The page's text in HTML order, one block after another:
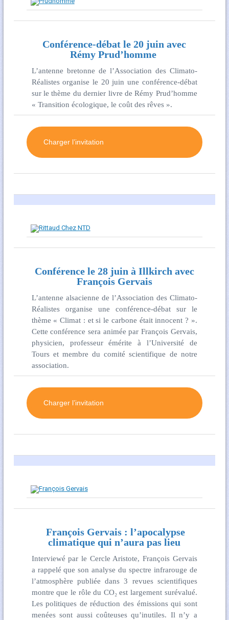
Conférence-débat le 20 juin avec
Rémy Prud’homme
L’antenne bretonne de l’Association des Climato-
Réalistes organise le 20 juin une conférence-débat
sur le thème du dernier livre de Rémy Prud’homme
« Transition écologique, le coût des rêves ».
Charger l’invitation
Conférence le 28 juin à Illkirch avec
François Gervais
L’antenne alsacienne de l’Association des Climato-
Réalistes organise une conférence-débat sur le
thème « Climat : et si le carbone était innocent ? ».
Cette conférence sera animée par François Gervais,
physicien, professeur émérite à l’Université de
Tours et membre du comité scientifique de notre
association.
Charger l’invitation
François Gervais : l’apocalypse
climatique qui n’aura pas lieu
Interviewé par le Cercle Aristote, François Gervais
a rappelé que son analyse du spectre infrarouge de
l’atmosphère publiée dans 3 revues scientifiques
montre que le rôle du CO₂ est largement surévalué.
Les politiques de réduction des émissions qui sont
menées sont aussi coûteuses qu’inutiles. Il n’y a